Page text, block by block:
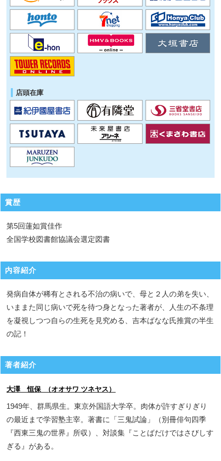
店頭在庫
賞歴
第5回蓮如賞佳作
全国学校図書館協議会選定図書
内容紹介
発病自体が稀有とされる不治の病いで、母と２人の弟を失い、
いままた同じ病いで死を待つ身となった著者が、人生の不条理
を凝視しつつ自らの生死を見究める、吉本ばなな氏推賞の半生
の記！
著者紹介
大澤 恒保 （オオサワ ツネヤス）
1949年、群馬県生。東京外国語大学卒。肉体が許すぎりぎり
の最近まで学習塾主宰。著書に「三鬼試論」（別冊俳句四季
『西東三鬼の世界』所収）、対談集『ことばだけではさびしす
ぎる』がある。